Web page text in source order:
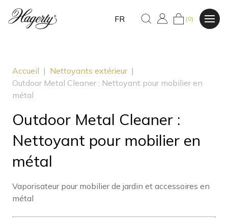
FR (0)
Accueil | Nettoyants extérieur |
Outdoor Metal Cleaner : Nettoyant pour mobilier en
métal
Outdoor Metal Cleaner :
Nettoyant pour mobilier en
métal
Vaporisateur pour mobilier de jardin et accessoires en
métal